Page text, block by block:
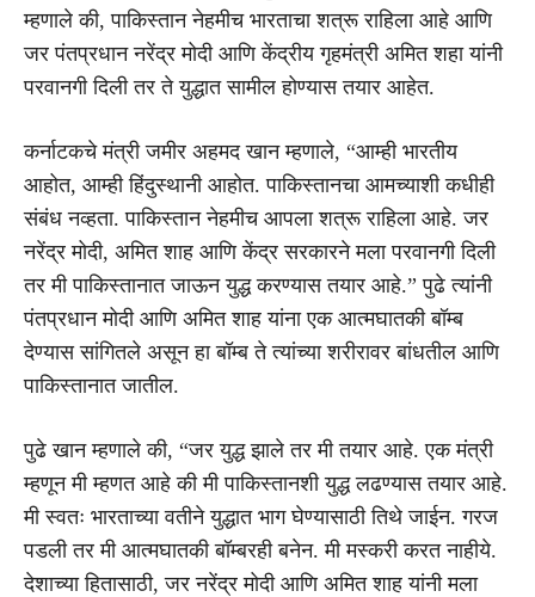
म्हणाले की, पाकिस्तान नेहमीच भारताचा शत्रू राहिला आहे आणि
जर पंतप्रधान नरेंद्र मोदी आणि केंद्रीय गृहमंत्री अमित शहा यांनी
परवानगी दिली तर ते युद्धात सामील होण्यास तयार आहेत.
कर्नाटकचे मंत्री जमीर अहमद खान म्हणाले, “आम्ही भारतीय
आहोत, आम्ही हिंदुस्थानी आहोत. पाकिस्तानचा आमच्याशी कधीही
संबंध नव्हता. पाकिस्तान नेहमीच आपला शत्रू राहिला आहे. जर
नरेंद्र मोदी, अमित शाह आणि केंद्र सरकारने मला परवानगी दिली
तर मी पाकिस्तानात जाऊन युद्ध करण्यास तयार आहे.” पुढे त्यांनी
पंतप्रधान मोदी आणि अमित शाह यांना एक आत्मघातकी बॉम्ब
देण्यास सांगितले असून हा बॉम्ब ते त्यांच्या शरीरावर बांधतील आणि
पाकिस्तानात जातील.
पुढे खान म्हणाले की, “जर युद्ध झाले तर मी तयार आहे. एक मंत्री
म्हणून मी म्हणत आहे की मी पाकिस्तानशी युद्ध लढण्यास तयार आहे.
मी स्वतः भारताच्या वतीने युद्धात भाग घेण्यासाठी तिथे जाईन. गरज
पडली तर मी आत्मघातकी बॉम्बरही बनेन. मी मस्करी करत नाहीये.
देशाच्या हितासाठी, जर नरेंद्र मोदी आणि अमित शाह यांनी मला